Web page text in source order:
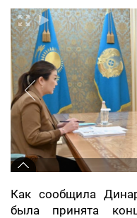
Как сообщила
была принята